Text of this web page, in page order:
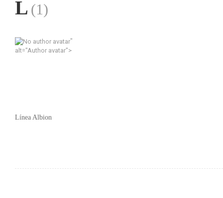
L (1)
"
alt="Author avatar">
Línea Albion